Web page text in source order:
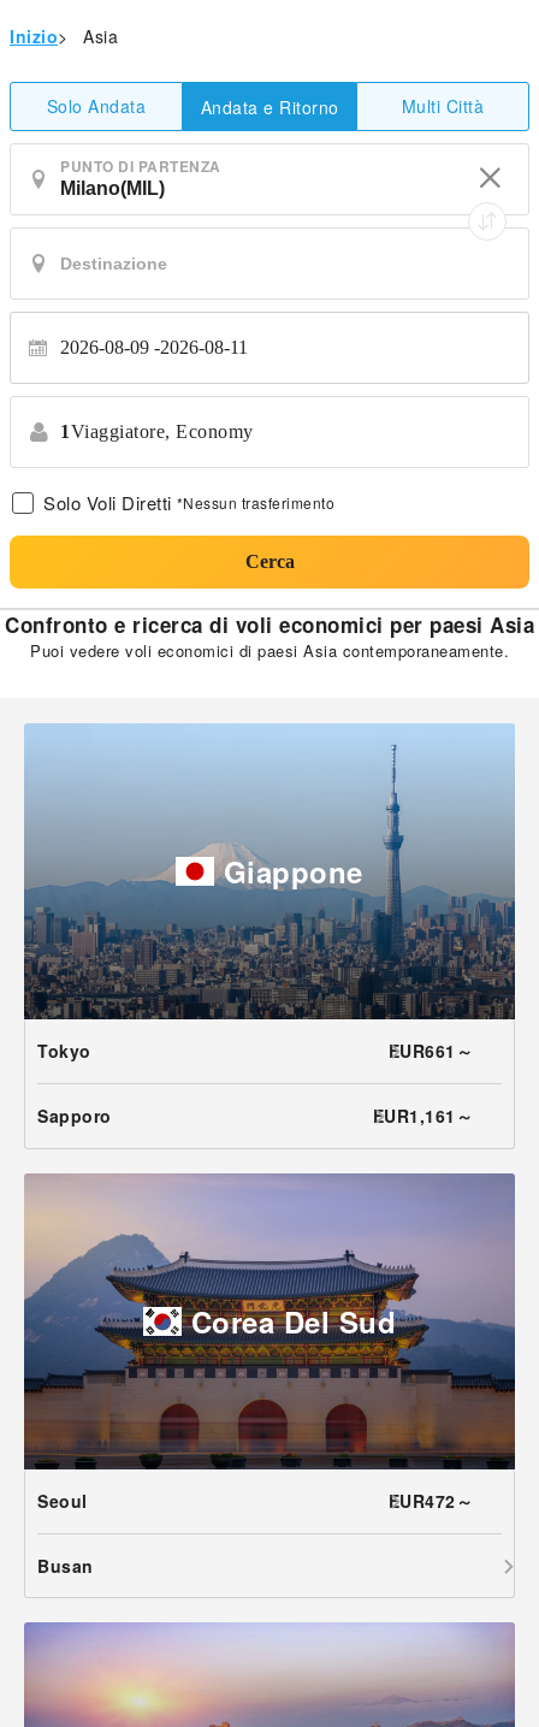
Inizio> Asia
Solo Andata Andata e Ritorno Multi Città
PUNTO DI PARTENZA
2026-08-09 2026-08-11
1Viaggiatore, Economy
Solo Voli Diretti *Nessun trasferimento
Cerca
Confronto e ricerca di voli economici per paesi Asia
Puoi vedere voli economici di paesi Asia contemporaneamente.
Giappone
Tokyo EUR661～
Sapporo EUR1,161～
Corea Del Sud
Seoul EUR472～
Busan